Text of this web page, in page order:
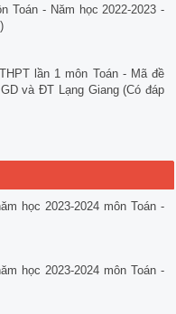
Toán - Năm học 2022-2023 -
lần 1 môn Toán - Mã đề
và ĐT Lạng Giang (Có đáp
học 2023-2024 môn Toán -
học 2023-2024 môn Toán -